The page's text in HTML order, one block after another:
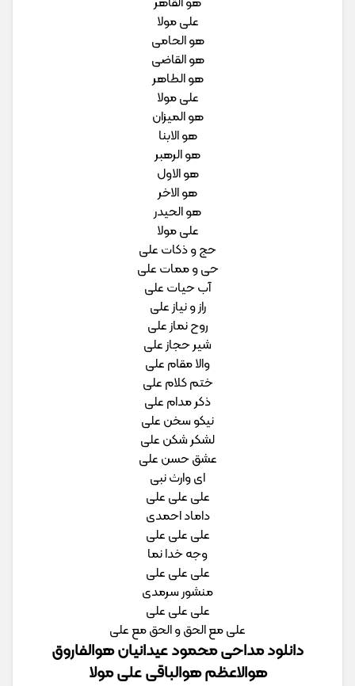
علی مولا
هو الحامی
هو القاضی
هو الطاهر
علی مولا
هو المیزان
هو الابنا
هو الرهبر
هو الاول
هو الاخر
هو الحیدر
علی مولا
حج و ذکات علی
حی و ممات علی
آب حیات علی
راز و نیاز علی
روح نماز علی
شیر حجاز علی
والا مقام علی
ختم کلام علی
ذکر مدام علی
نیکو سخن علی
لشکر شکن علی
عشق حسن علی
ای وارث نبی
علی علی علی
داماد احمدی
علی علی علی
وجه خدا نما
علی علی علی
منشور سرمدی
علی علی علی
علی مع الحق و الحق مع علی
دانلود مداحی محمود عیدانیان هوالفاروق
هوالاعظم هوالباقی علی مولا